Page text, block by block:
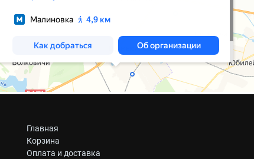
Главная
Корзина
Оплата и доставка